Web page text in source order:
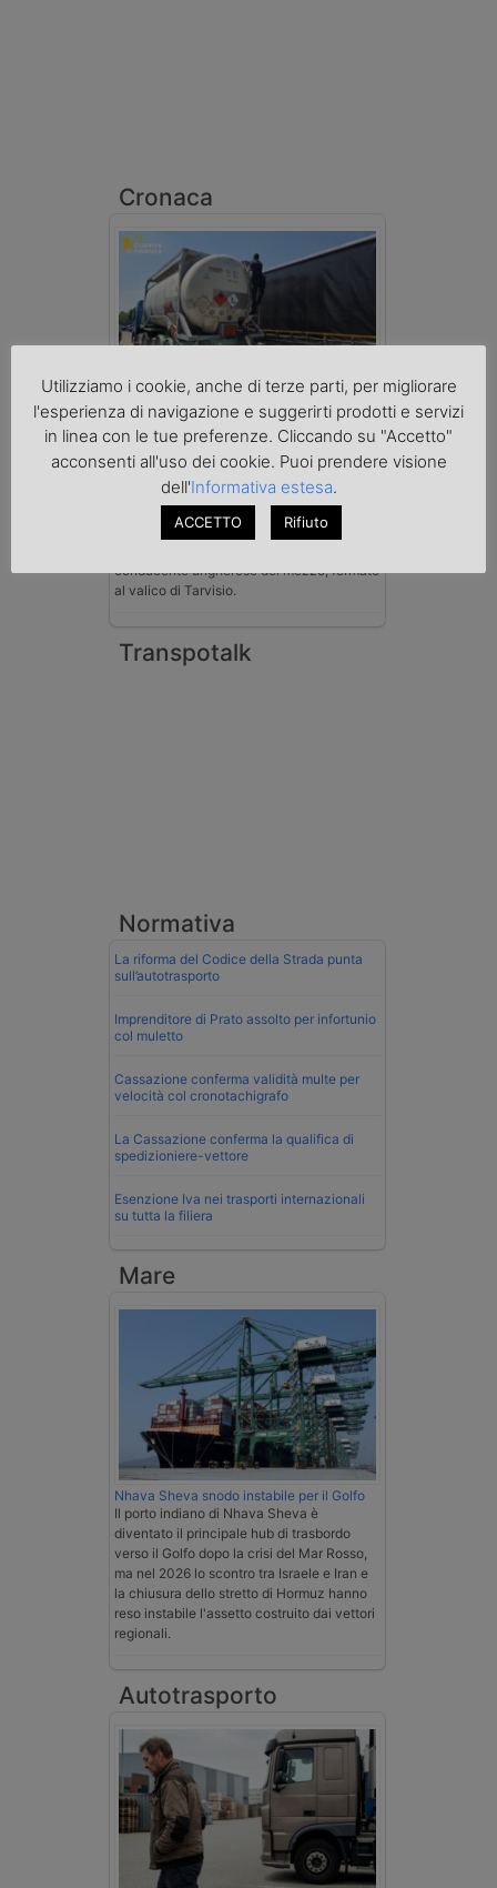
Cronaca
Benzina spacciata per solvente
sequestrata a Padova
Le Fiamme Gialle del Comando Provinciale
di Padova hanno sottoposto a sequestro
preventivo 33mila litri di benzina di
contrabbando, dichiarata come solvente
nei documenti di trasporto, e
l'autoarticolato utilizzato. Denunciato per
conducente ungherese del mezzo, fermato
al valico di Tarvisio.
Transpotalk
Normativa
La riforma del Codice della Strada punta
sull’autotrasporto
Imprenditore di Prato assolto per infortunio
col muletto
Cassazione conferma validità multe per
velocità col cronotachigrafo
La Cassazione conferma la qualifica di
spedizioniere-vettore
Esenzione Iva nei trasporti internazionali
su tutta la filiera
Mare
Nhava Sheva snodo instabile per il Golfo
Il porto indiano di Nhava Sheva è
diventato il principale hub di trasbordo
verso il Golfo dopo la crisi del Mar Rosso,
ma nel 2026 lo scontro tra Israele e Iran e
la chiusura dello stretto di Hormuz hanno
reso instabile l'assetto costruito dai vettori
regionali.
Autotrasporto
Utilizziamo i cookie, anche di terze parti, per migliorare
l'esperienza di navigazione e suggerirti prodotti e servizi
in linea con le tue preferenze. Cliccando su "Accetto"
acconsenti all'uso dei cookie. Puoi prendere visione
dell'Informativa estesa.
ACCETTO Rifiuto